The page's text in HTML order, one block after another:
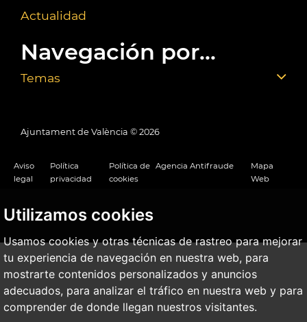
Utilizamos cookies
Usamos cookies y otras técnicas de rastreo para mejorar
tu experiencia de navegación en nuestra web, para
mostrarte contenidos personalizados y anuncios
adecuados, para analizar el tráfico en nuestra web y para
comprender de donde llegan nuestros visitantes.
Actualidad
Navegación por...
Temas
Ajuntament de València © 2026
Aviso
legal
Política
privacidad
Política de
cookies
Agencia Antifraude
Mapa
Web